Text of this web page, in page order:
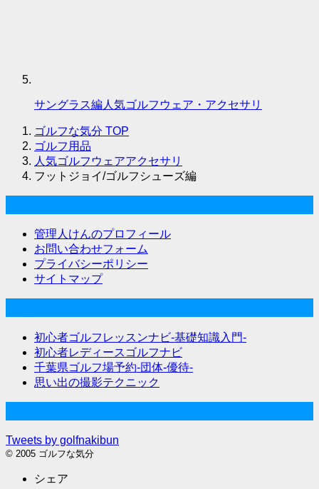
サングラス編人気ゴルフウェア・アクセサリ
ゴルフな気分 TOP
ゴルフ用品
人気ゴルフウェアアクセサリ
フットジョイ/ゴルフシューズ編
管理人けんのプロフィール
お問い合わせフォーム
プライバシーポリシー
サイトマップ
初心者ゴルフレッスンナビ-基礎知識入門-
初心者レディースゴルフナビ
千葉県ゴルフ場予約-団体-優待-
思い出の撮影テクニック
Tweets by golfnakibun
© 2005 ゴルフな気分
シェア